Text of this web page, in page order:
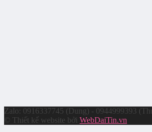
Zalo: 0916337745 (Dung) - 0944999393
© Thiết kế website bởi WebDaiTin.vn